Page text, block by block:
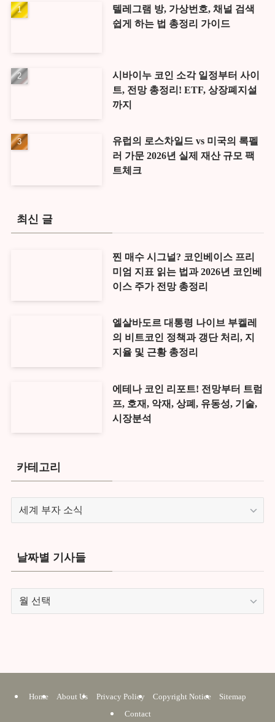
텔레그램 방, 가상번호, 채널 검색
쉽게 하는 법 총정리 가이드
시바이누 코인 소각 일정부터 사이
트, 전망 총정리! ETF, 상장폐지설
까지
유럽의 로스차일드 vs 미국의 록펠
러 가문 2026년 실제 재산 규모 팩
트체크
최신 글
찐 매수 시그널? 코인베이스 프리
미엄 지표 읽는 법과 2026년 코인베
이스 주가 전망 총정리
엘살바도르 대통령 나이브 부켈레
의 비트코인 정책과 갱단 처리, 지
지율 및 근황 총정리
에테나 코인 리포트! 전망부터 트럼
프, 호재, 악재, 상폐, 유동성, 기술,
시장분석
카테고리
테
리
날짜별 기사들
들
Home About Us Privacy Policy Copyright Notice
Sitemap
Contact